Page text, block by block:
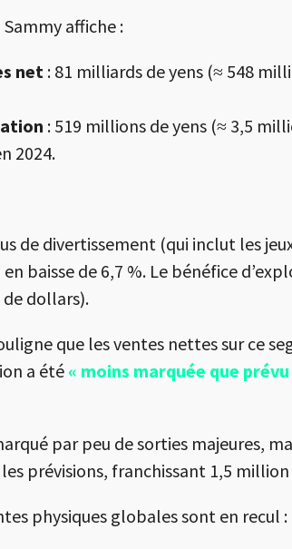
affiche :
net : 81 milliards de yens (≈ 548
: 519 millions de yens (≈ 3,5
2024.
de divertissement (qui inclut les
baisse de 6,7 %. Le bénéfice
dollars).
que les ventes nettes sur ce
a été « moins marquée que prévu
par peu de sorties majeures,
prévisions, franchissant 1,5
physiques globales sont en recul :